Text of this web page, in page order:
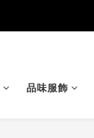
品味服飾